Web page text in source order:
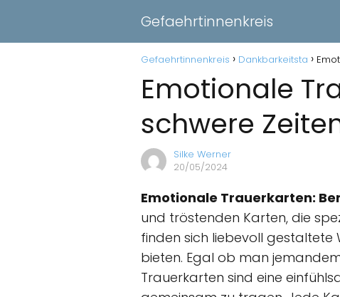
Gefaehrtinnenkreis
Gefaehrtinnenkreis Dankbarkeitsta
Emotionale
schwere
Silke Werner
20/05/2024
Emotionale Trauerkarten:
und tröstenden Karten, die
finden sich liebevoll gestaltete
bieten. Egal ob man
Trauerkarten sind eine